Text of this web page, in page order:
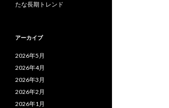
たな長期トレンド
アーカイブ
2026年5月
2026年4月
2026年3月
2026年2月
2026年1月